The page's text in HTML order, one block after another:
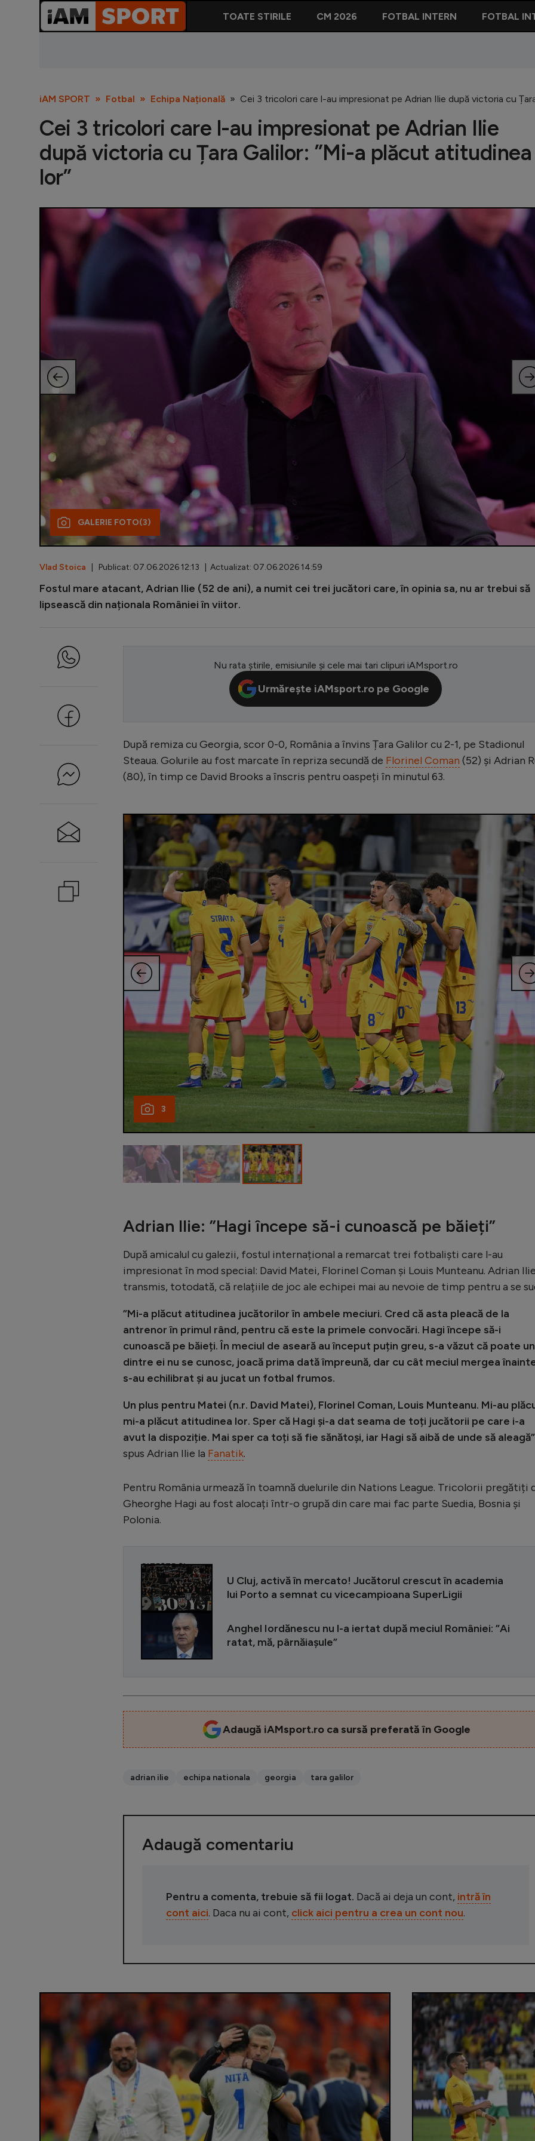
TOATE STIRILE CM 2026 FOTBAL INTERN FOTBAL
iAM SPORT Fotbal Echipa Națională Cei 3 tricolori care l-au impresionat pe Adrian Ilie după victoria cu
Cei 3 tricolori care l-au impresionat pe Adrian Ilie
după victoria cu Țara Galilor: ”Mi-a plăcut atitudinea
lor”
GALERIE FOTO(3)
Vlad Stoica | Publicat: 07.06.2026 12:13 | Actualizat: 07.06.2026 14:59
Fostul mare atacant, Adrian Ilie (52 de ani), a numit cei trei jucători care, în opinia sa, nu ar trebui să
lipsească din naționala României în viitor.
Nu rata știrile, emisiunile și cele mai tari clipuri iAMsport.ro
Urmărește iAMsport.ro pe Google
După remiza cu Georgia, scor 0-0, România a învins Țara Galilor cu 2-1, pe Stadionul
Steaua. Golurile au fost marcate în repriza secundă de Florinel Coman (52) și Adrian
(80), în timp ce David Brooks a înscris pentru oaspeți în minutul 63.
3
Adrian Ilie: ”Hagi începe să-i cunoască pe băieți”
După amicalul cu galezii, fostul internațional a remarcat trei fotbaliști care l-au
impresionat în mod special: David Matei, Florinel Coman și Louis Munteanu. Adrian
transmis, totodată, că relațiile de joc ale echipei mai au nevoie de timp pentru a se
”Mi-a plăcut atitudinea jucătorilor în ambele meciuri. Cred că asta pleacă de la
antrenor în primul rând, pentru că este la primele convocări. Hagi începe să-i
cunoască pe băieți. În meciul de aseară au început puțin greu, s-a văzut că poate
dintre ei nu se cunosc, joacă prima dată împreună, dar cu cât meciul mergea
s-au echilibrat și au jucat un fotbal frumos.
Un plus pentru Matei (n.r. David Matei), Florinel Coman, Louis Munteanu. Mi-au
mi-a plăcut atitudinea lor. Sper că Hagi și-a dat seama de toți jucătorii pe care i-a
avut la dispoziție. Mai sper ca toți să fie sănătoși, iar Hagi să aibă de unde să
spus Adrian Ilie la Fanatik.
Pentru România urmează în toamnă duelurile din Nations League. Tricolorii pregătiți
Gheorghe Hagi au fost alocați într-o grupă din care mai fac parte Suedia, Bosnia și
Polonia.
CITEȘTE ȘI
U Cluj, activă în mercato! Jucătorul crescut în academia
lui Porto a semnat cu vicecampioana SuperLigii
Anghel Iordănescu nu l-a iertat după meciul României: ”Ai
ratat, mă, pârnăiașule”
Adaugă iAMsport.ro ca sursă preferată în Google
adrian ilie echipa nationala georgia tara galilor
Adaugă comentariu
Pentru a comenta, trebuie să fii logat. Dacă ai deja un cont, intră în
cont aici. Daca nu ai cont, click aici pentru a crea un cont nou.